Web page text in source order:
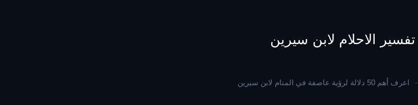
تفسير الاحلام لابن سيرين
- اعرف أهم 50 دلالة لرؤية عاصفة في المنام لابن سيرين